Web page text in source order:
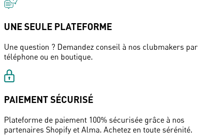
UNE SEULE PLATEFORME
Une question ? Demandez conseil à nos clubmakers par
téléphone ou en boutique.
PAIEMENT SÉCURISÉ
Plateforme de paiement 100% sécurisée grâce à nos
partenaires Shopify et Alma. Achetez en toute sérénité.